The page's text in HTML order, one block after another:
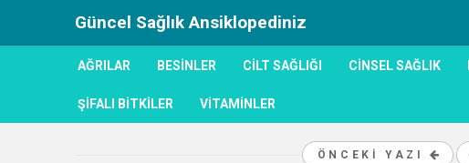
Güncel Sağlık Ansiklopediniz
AĞRILAR BESINLER CILT SAĞLIĞI CINSEL SAĞLIK
ŞIFALI BITKILER VITAMINLER
ÖNCEKI YAZI